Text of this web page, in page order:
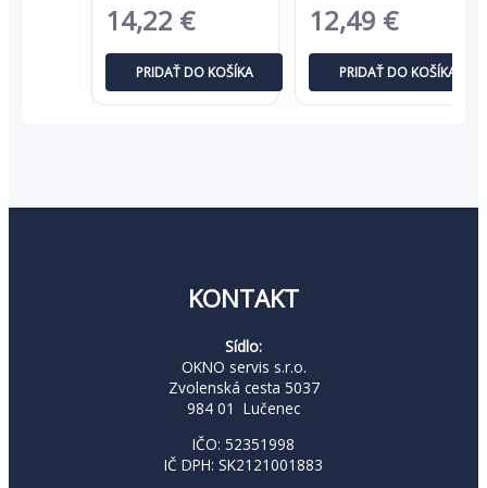
Pôvodná
cena
bola:
14,22 €Aktuálna
cena
je:
PRIDAŤ DO KOŠÍKA
Pôvodná
cena
bola:
12,49 €
cena
je:
PRIDAŤ DO KOŠÍKA
KONTAKT
Sídlo:
OKNO servis s.r.o.
Zvolenská cesta 5037
984 01 Lučenec
IČO: 52351998
IČ DPH: SK2121001883